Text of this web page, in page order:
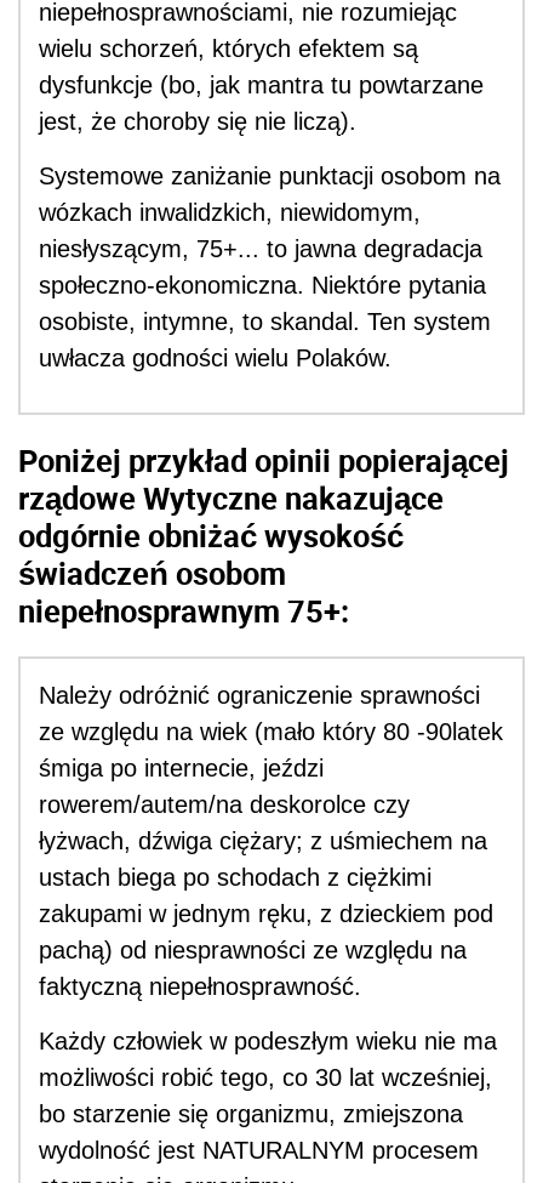
niepełnosprawnościami, nie rozumiejąc
wielu schorzeń, których efektem są
dysfunkcje (bo, jak mantra tu powtarzane
jest, że choroby się nie liczą).
Systemowe zaniżanie punktacji osobom na
wózkach inwalidzkich, niewidomym,
niesłyszącym, 75+... to jawna degradacja
społeczno-ekonomiczna. Niektóre pytania
osobiste, intymne, to skandal. Ten system
uwłacza godności wielu Polaków.
Poniżej przykład opinii popierającej
rządowe Wytyczne nakazujące
odgórnie obniżać wysokość
świadczeń osobom
niepełnosprawnym 75+:
Należy odróżnić ograniczenie sprawności
ze względu na wiek (mało który 80 -90latek
śmiga po internecie, jeździ
rowerem/autem/na deskorolce czy
łyżwach, dźwiga ciężary; z uśmiechem na
ustach biega po schodach z ciężkimi
zakupami w jednym ręku, z dzieckiem pod
pachą) od niesprawności ze względu na
faktyczną niepełnosprawność.
Każdy człowiek w podeszłym wieku nie ma
możliwości robić tego, co 30 lat wcześniej,
bo starzenie się organizmu, zmiejszona
wydolność jest NATURALNYM procesem